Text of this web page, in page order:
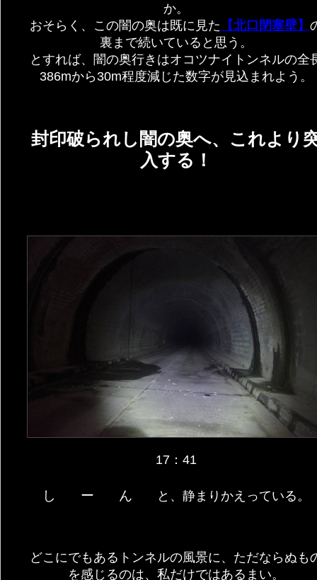
か。
おそらく、この闇の奥は既に見た 【北口閉塞壁】
裏まで続いていると思う。
とすれば、闇の奥行きはオコツナイトンネルの全
386mから30m程度減じた数字が見込まれよう。
封印破られし闇の奥へ、これより
入する！
17：41
しーん と、静まりかえっている。
どこにでもあるトンネルの風景に、ただならぬも
を感じるのは、私だけではあるまい。